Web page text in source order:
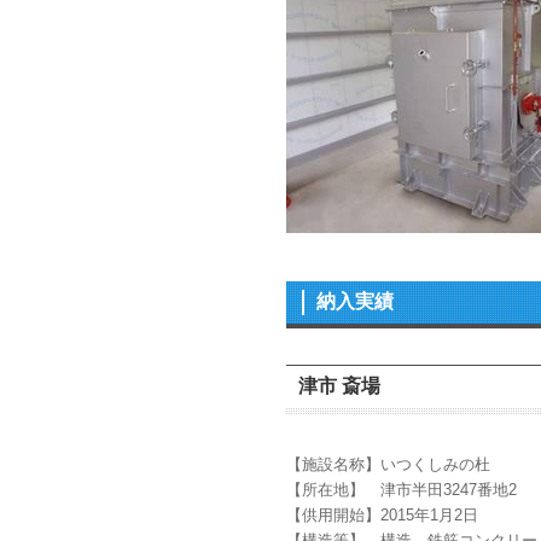
納入実績
津市 斎場
【施設名称】いつくしみの杜
【所在地】 津市半田3247番地2
【供用開始】2015年1月2日